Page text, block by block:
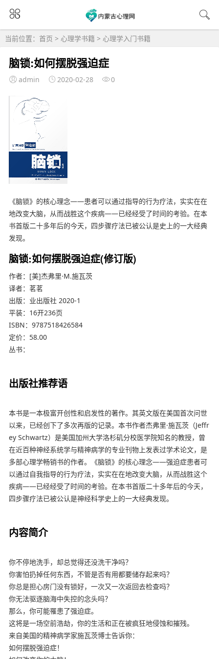
当前位置： 首页 > 心理学书籍 > 心理学入门书籍
脑锁:如何摆脱强迫症
admin 2020-02-28 0
《脑锁》的核心理念——患者可以通过指导的行为疗法，实实在在
地改变大脑，从而战胜这个疾病——已经经受了时间的考验。在本
书首版二十多年后的今天，四步骤疗法已被公认是史上的一大经典
发现。
脑锁:如何摆脱强迫症(修订版)
作者：[美]杰弗里·M.施瓦茨
译者：茗茗
出版：业出版社 2020-1
平装：16开236页
ISBN：9787518426584
定价：58.00
丛书：
出版社推荐语
本书是一本极富开创性和启发性的著作。其英文版在美国首次问世
以来，已经创下了多次再版的记录。本书作者杰弗里·施瓦茨（Jeffr
ey Schwartz）是美国加州大学洛杉矶分校医学院知名的教授，曾
在近百种神经系统学与精神病学的专业刊物上发表过学术论文，是
多部心理学畅销书的作者。《脑锁》的核心理念——强迫症患者可
以通过自我指导的行为疗法，实实在在地改变大脑，从而战胜这个
疾病——已经经受了时间的考验。在本书首版二十多年后的今天，
四步骤疗法已被公认是神经科学史上的一大经典发现。
内容简介
你不停地洗手，却总觉得还没洗干净吗？
你害怕扔掉任何东西，不管是否有用都要储存起来吗？
你总是担心房门没有锁好，一次又一次返回去检查吗？
你无法驱逐脑海中失控的念头吗？
那么，你可能罹患了强迫症。
这将是一场空前浩劫，你的生活和正在被疯狂地侵蚀和摧残。
来自美国的精神病学家施瓦茨博士告诉你：
如何摆脱强迫症！